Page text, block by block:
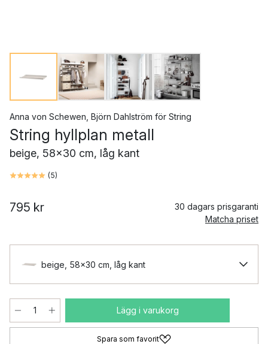
Anna von Schewen Björn Dahlström för String
String hyllplan metall
beige, 58x30 cm, låg kant
(5)
795 kr
30 dagars prisgaranti
Matcha priset
beige, 58x30 cm, låg kant
Lägg i varukorg
Spara som favorit